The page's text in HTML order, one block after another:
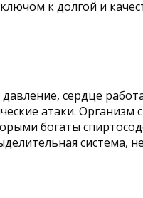
к долгой и
сердце
атаки. Организм
богаты
система,